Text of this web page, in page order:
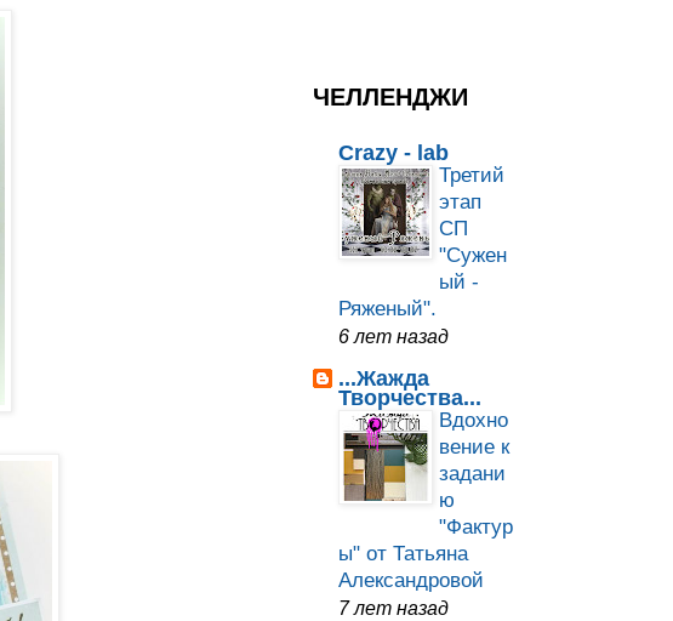
ЧЕЛЛЕНДЖИ
Crazy - lab
Третий
этап
СП
"Сужен
ый -
Ряженый".
6 лет назад
...Жажда
Творчества...
Вдохно
вение к
задани
ю
"Фактур
ы" от Татьяна
Александровой
7 лет назад